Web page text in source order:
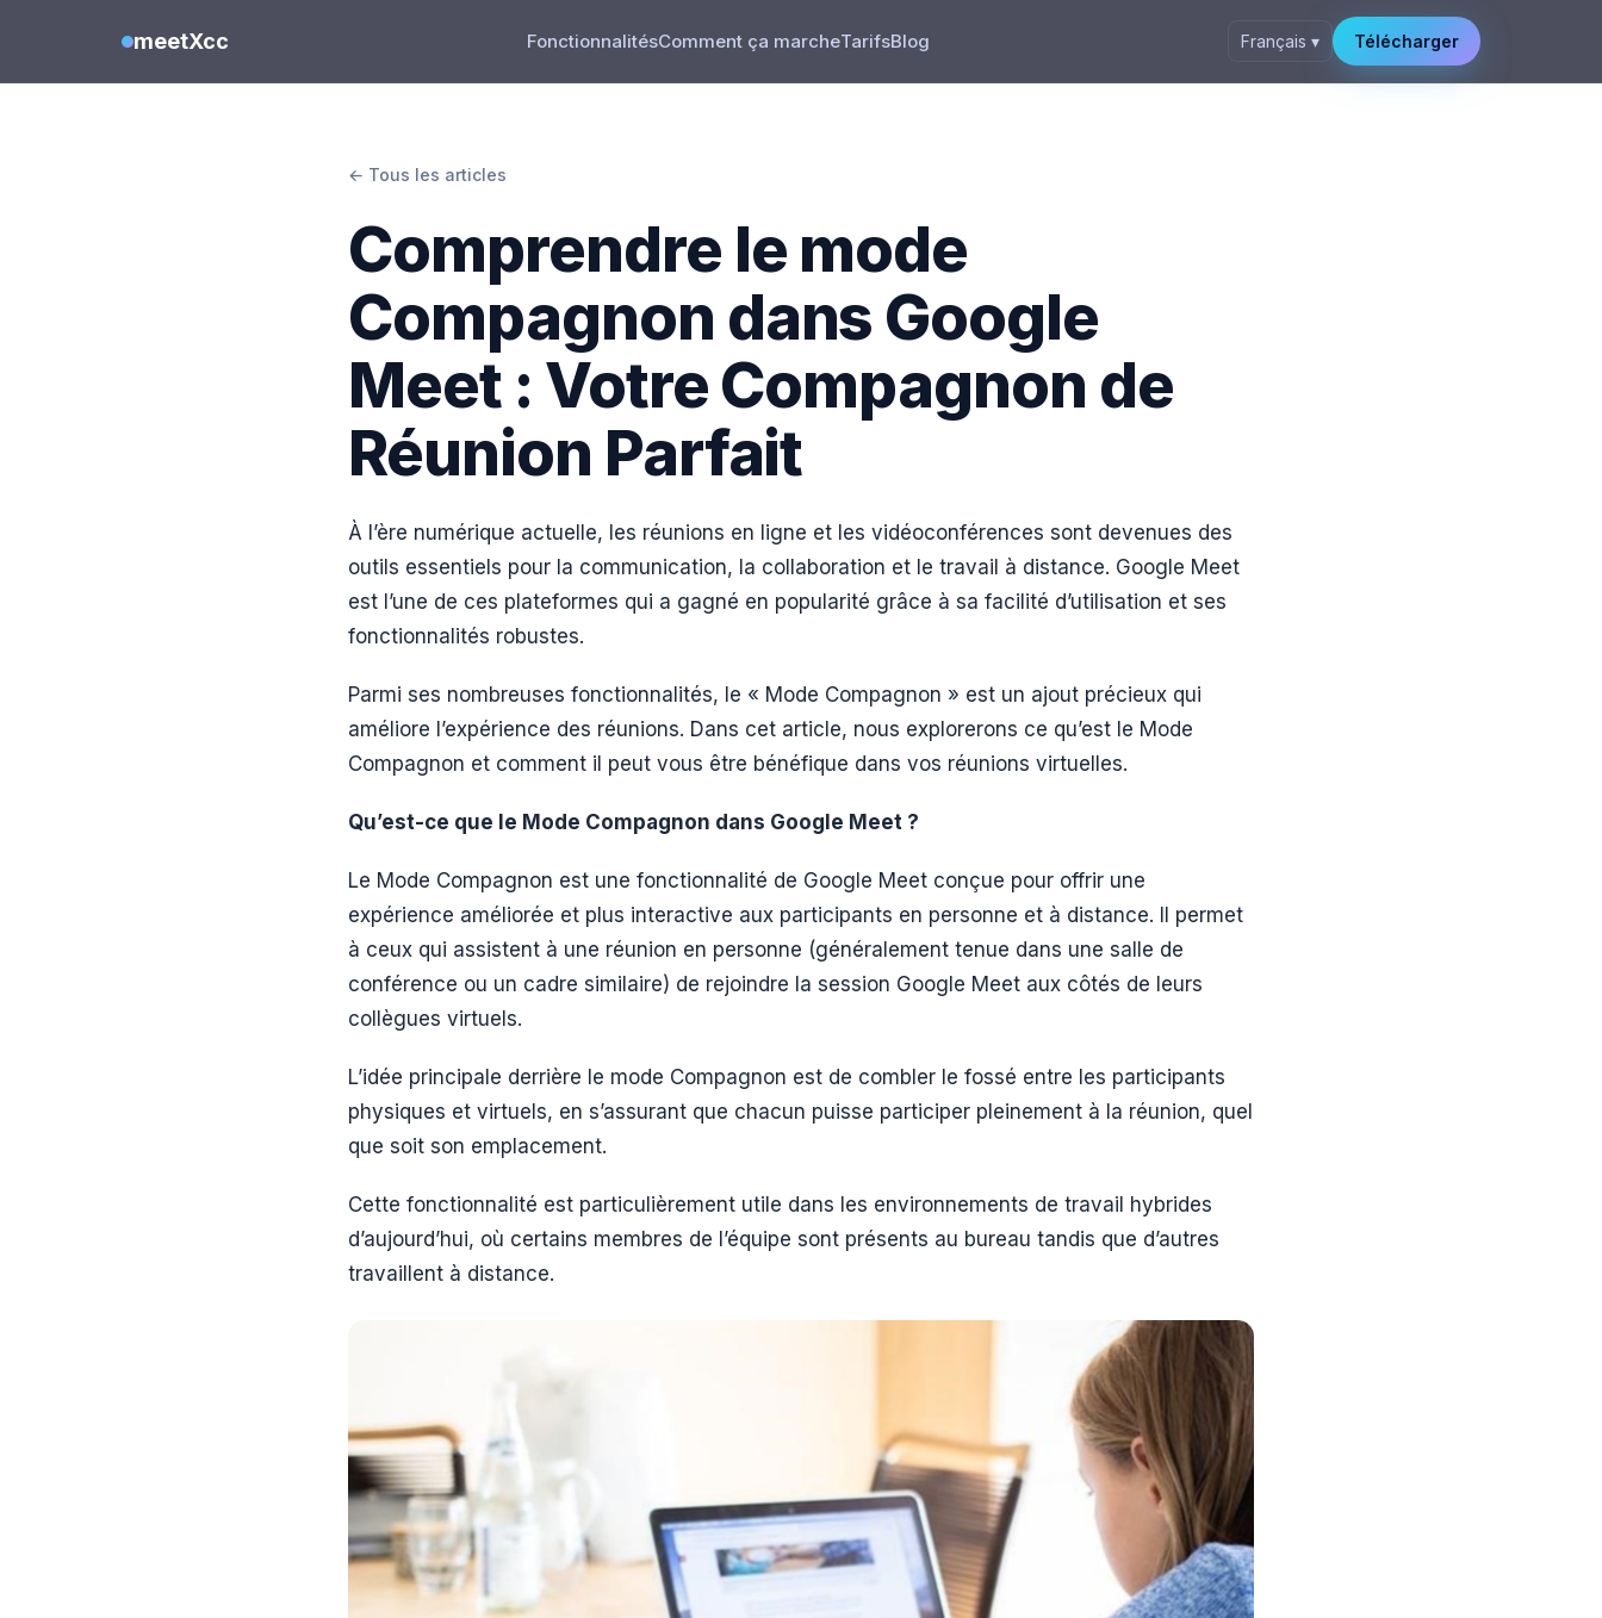
meetXcc FonctionnalitésComment ça marcheTarifsBlog Français ▾ Télécharger
← Tous les articles
Comprendre le mode
Compagnon dans Google
Meet : Votre Compagnon de
Réunion Parfait
À l’ère numérique actuelle, les réunions en ligne et les vidéoconférences sont devenues des
outils essentiels pour la communication, la collaboration et le travail à distance. Google Meet
est l’une de ces plateformes qui a gagné en popularité grâce à sa facilité d’utilisation et ses
fonctionnalités robustes.
Parmi ses nombreuses fonctionnalités, le « Mode Compagnon » est un ajout précieux qui
améliore l’expérience des réunions. Dans cet article, nous explorerons ce qu’est le Mode
Compagnon et comment il peut vous être bénéfique dans vos réunions virtuelles.
Qu’est-ce que le Mode Compagnon dans Google Meet ?
Le Mode Compagnon est une fonctionnalité de Google Meet conçue pour offrir une
expérience améliorée et plus interactive aux participants en personne et à distance. Il permet
à ceux qui assistent à une réunion en personne (généralement tenue dans une salle de
conférence ou un cadre similaire) de rejoindre la session Google Meet aux côtés de leurs
collègues virtuels.
L’idée principale derrière le mode Compagnon est de combler le fossé entre les participants
physiques et virtuels, en s’assurant que chacun puisse participer pleinement à la réunion, quel
que soit son emplacement.
Cette fonctionnalité est particulièrement utile dans les environnements de travail hybrides
d’aujourd’hui, où certains membres de l’équipe sont présents au bureau tandis que d’autres
travaillent à distance.